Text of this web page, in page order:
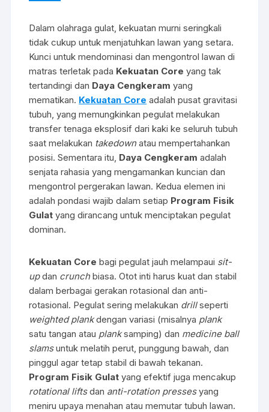
Dalam olahraga gulat, kekuatan murni seringkali
tidak cukup untuk menjatuhkan lawan yang setara.
Kunci untuk mendominasi dan mengontrol lawan di
matras terletak pada Kekuatan Core yang tak
tertandingi dan Daya Cengkeram yang
mematikan. Kekuatan Core adalah pusat gravitasi
tubuh, yang memungkinkan pegulat melakukan
transfer tenaga eksplosif dari kaki ke seluruh tubuh
saat melakukan takedown atau mempertahankan
posisi. Sementara itu, Daya Cengkeram adalah
senjata rahasia yang mengamankan kuncian dan
mengontrol pergerakan lawan. Kedua elemen ini
adalah pondasi wajib dalam setiap Program Fisik
Gulat yang dirancang untuk menciptakan pegulat
dominan.
Kekuatan Core bagi pegulat jauh melampaui sit-
updan crunchbiasa. Otot inti harus kuat dan stabil
dalam berbagai gerakan rotasional dan anti-
rotasional. Pegulat sering melakukan drillseperti
weighted plankdengan variasi (misalnya plank
satu tangan atau planksamping) dan medicine ball
slamsuntuk melatih perut, punggung bawah, dan
pinggul agar tetap stabil di bawah tekanan.
Program Fisik Gulat yang efektif juga mencakup
rotational liftsdan anti-rotation pressesyang
meniru upaya menahan atau memutar tubuh lawan.